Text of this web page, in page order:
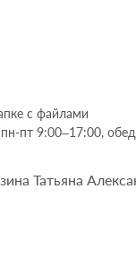
с файлами
пт 9:00–17:00,
Татьяна